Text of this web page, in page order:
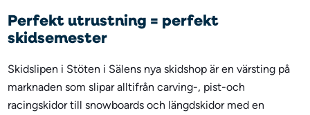
Perfekt utrustning = perfekt
skidsemester
Skidslipen i Stöten i Sälens nya skidshop är en värsting på
marknaden som slipar alltifrån carving-, pist-och
racingskidor till snowboards och längdskidor med en